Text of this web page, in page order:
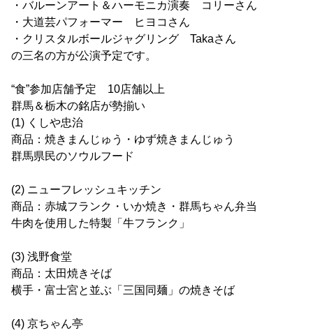
・バルーンアート＆ハーモニカ演奏 コリーさん
・大道芸パフォーマー ヒヨコさん
・クリスタルボールジャグリング Takaさん
の三名の方が公演予定です。
“食”参加店舗予定 10店舗以上
群馬＆栃木の銘店が勢揃い
(1) くしや忠治
商品：焼きまんじゅう・ゆず焼きまんじゅう
群馬県民のソウルフード
(2) ニューフレッシュキッチン
商品：赤城フランク・いか焼き・群馬ちゃん弁当
牛肉を使用した特製「牛フランク」
(3) 浅野食堂
商品：太田焼きそば
横手・富士宮と並ぶ「三国同麺」の焼きそば
(4) 京ちゃん亭